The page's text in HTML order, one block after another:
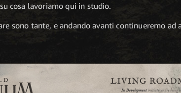
cosa lavoriamo qui in studio.
sono tante, e andando avanti continueremo